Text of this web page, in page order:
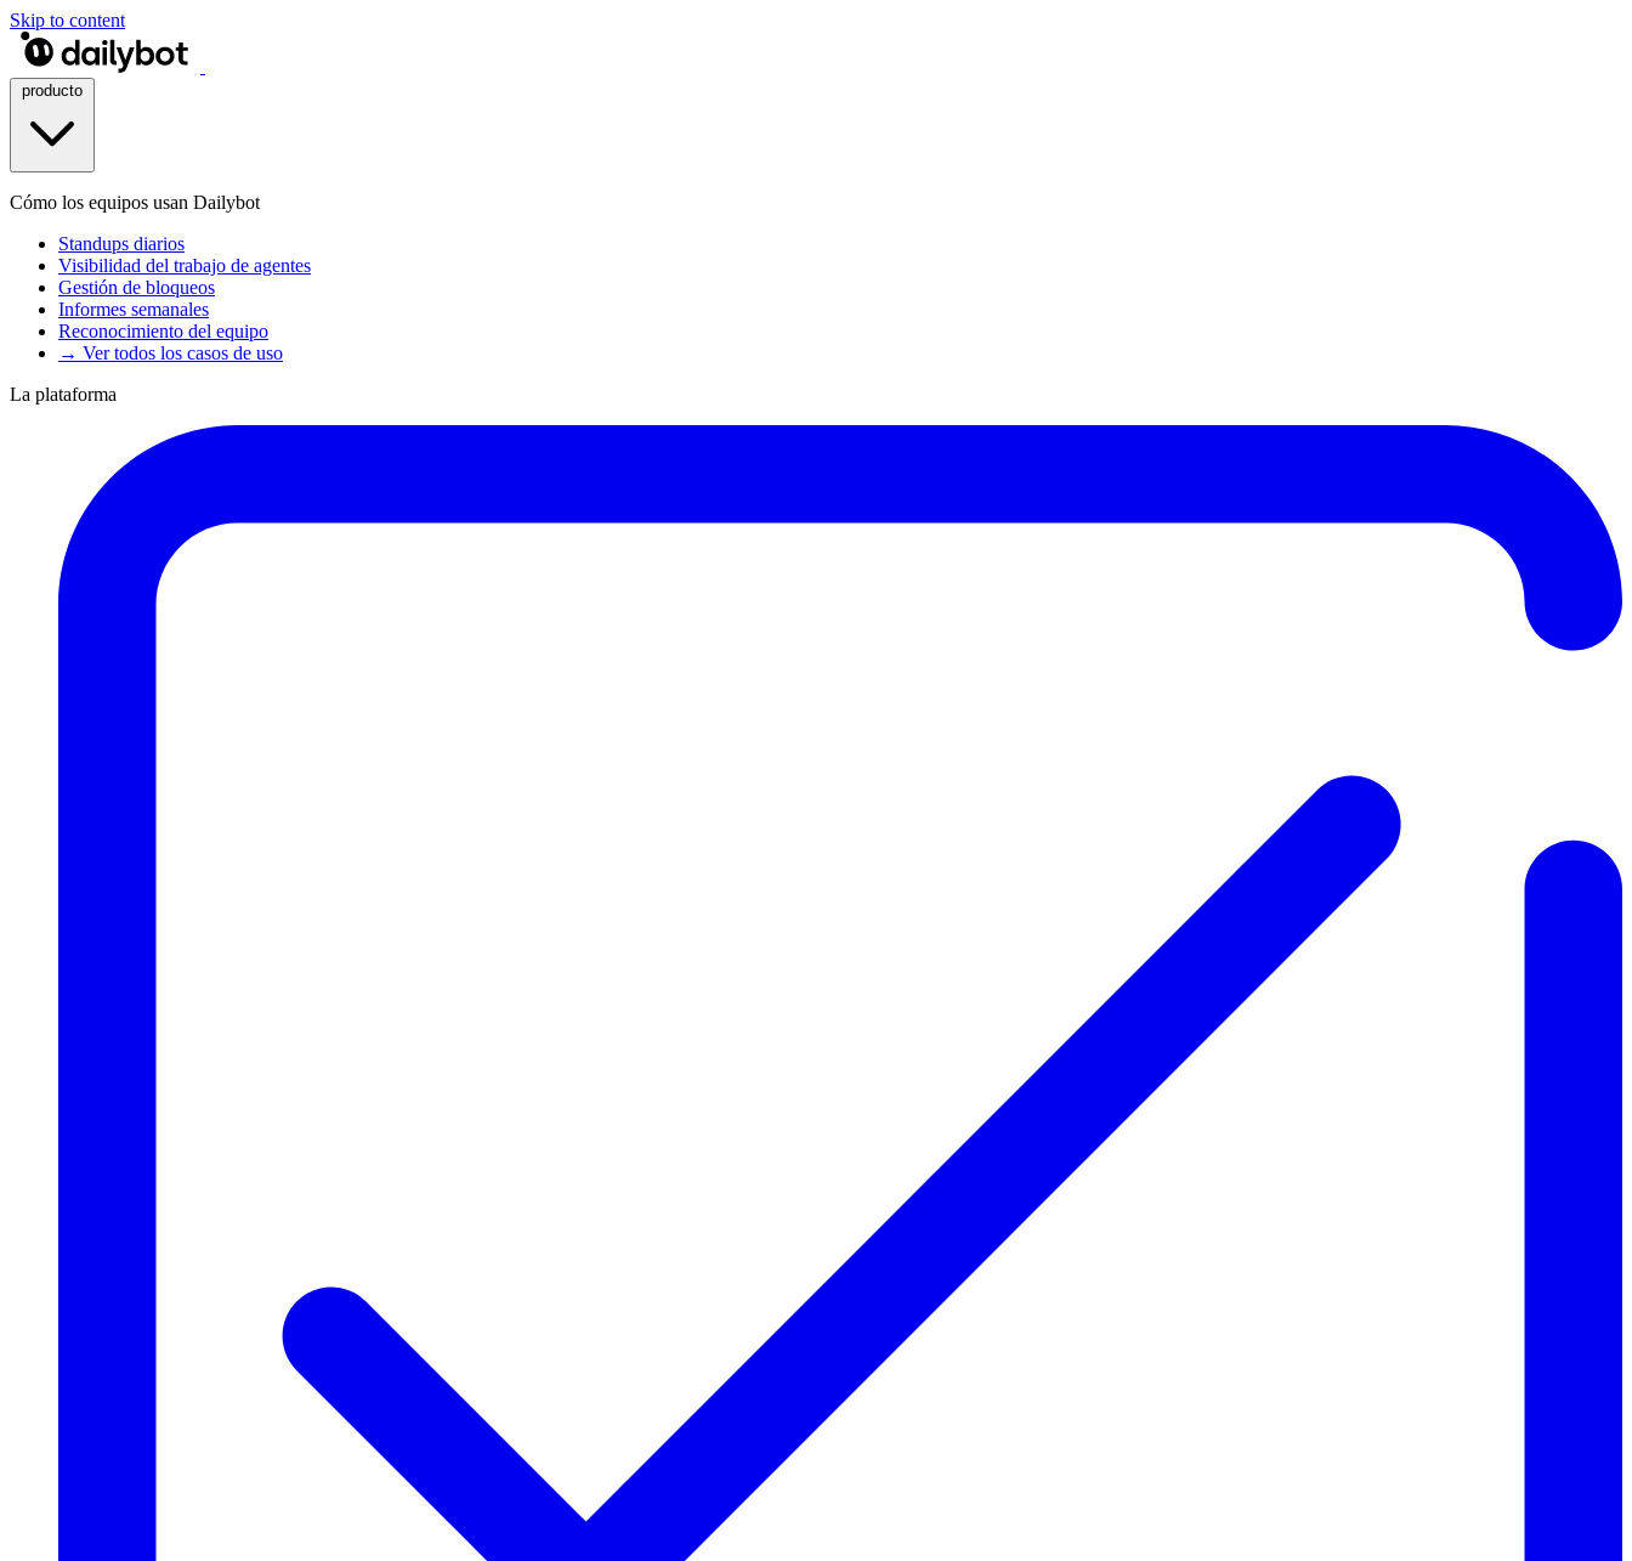
Skip to content
Cómo los equipos usan Dailybot
Standups diarios
Visibilidad del trabajo de agentes
Gestión de bloqueos
Informes semanales
Reconocimiento del equipo
→ Ver todos los casos de uso
La plataforma